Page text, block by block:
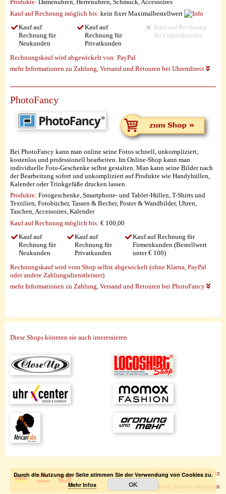
Produkte: Damenuhren, Herrenuhren, Schmuck, Accessoires
Kauf auf Rechnung möglich bis: kein fixer Maximalbestellwert
Kauf auf
Rechnung für
Neukunden
Kauf auf
Rechnung für
Privatkunden
Kauf auf Rechnung
für Firmenkunden
Rechnungskauf wird abgewickelt von: PayPal
mehr Informationen zu Zahlung, Versand und Retouren bei Uhrendirect
PhotoFancy
Bei PhotoFancy kann man online seine Fotos schnell, unkompliziert,
kostenlos und professionell bearbeiten. Im Online-Shop kann man
individuelle Foto-Geschenke selbst gestalten. Man kann seine Bilder nach
der Bearbeitung sofort und unkompliziert auf Produkte wie Handyhüllen,
Kalender oder Trinkgefäße drucken lassen.
Produkte: Fotogeschenke, Smartphone- und Tablet-Hüllen, T-Shirts und
Textilien, Fotobücher, Tassen & Becher, Poster & Wandbilder, Uhren,
Taschen, Accessoires, Kalender
Kauf auf Rechnung möglich bis: € 100,00
Kauf auf
Rechnung für
Neukunden
Kauf auf
Rechnung für
Privatkunden
Kauf auf Rechnung für
Firmenkunden (Bestellwert
unter € 100)
Rechnungskauf wird vom Shop selbst abgewickelt (ohne Klarna, PayPal
oder andere Zahlungsdienstleister)
mehr Informationen zu Zahlung, Versand und Retouren bei PhotoFancy
Diese Shops könnten sie auch interessieren
Impressum|Datenschutz
zur Desktop Ansicht wechseln
Durch die Nutzung der Seite stimmen Sie der Verwendung von Cookies zu.
Mehr Infos
OK